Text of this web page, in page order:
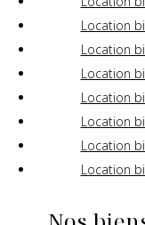
Location
Location
Location
Location
Location
Location
Location